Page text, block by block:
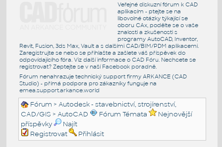
Veřejné diskuzní fórum k CAD
aplikacím - ptejte se na
libovolné otázky týkající se
oboru CAx, podělte se o vaše
znalosti a zkušenosti s
programy AutoCAD, Inventor,
Revit, Fusion, 3ds Max, Vault a s dalšími CAD/BIM/PDM aplikacemi.
Zaregistrujte se nebo se přihlašte a zašlete váš příspěvek do
odpovídajícího fóra. Viz další informace o CAD Fóru. Nechcete se
registrovat? Zeptejte se v naší Facebook poradně.
Fórum nenahrazuje technický support firmy ARKANCE (CAD
Studio) - přímá podpora pro zákazníky funguje na
emea.support.arkance.world
Fórum >Autodesk - stavebnictví, strojírenství,
CAD/GIS >AutoCAD Fórum Témata
Nejnovější
příspěvky
Najít
Registrovat
Přihlásit